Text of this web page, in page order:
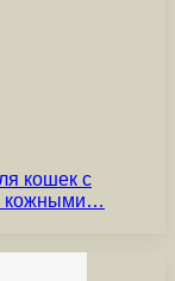
кошек с
кожными…